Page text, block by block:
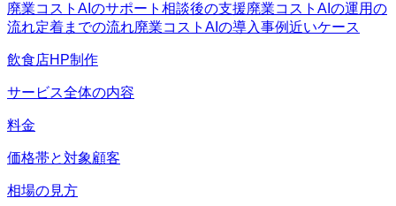
廃業コストAIのサポート 相談後の支援廃業コストAIの運用の
流れ定着までの流れ廃業コストAIの導入事例近いケース
飲食店HP制作
サービス全体の内容
料金
価格帯と対象顧客
相場の見方